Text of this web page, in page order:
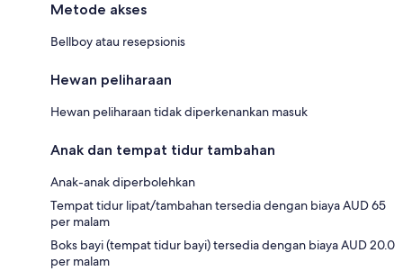
Metode akses
Bellboy atau resepsionis
Hewan peliharaan
Hewan peliharaan tidak diperkenankan masuk
Anak dan tempat tidur tambahan
Anak-anak diperbolehkan
Tempat tidur lipat/tambahan tersedia dengan biaya AUD 65
per malam
Boks bayi (tempat tidur bayi) tersedia dengan biaya AUD 20.0
per malam